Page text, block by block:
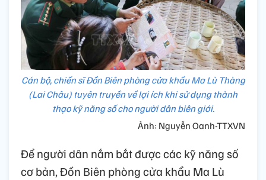
Cán bộ, chiến sĩ Đồn Biên phòng cửa khẩu Ma Lù Thàng
(Lai Châu) tuyên truyền về lợi ích khi sử dụng thành
thạo kỹ năng số cho người dân biên giới.
Ảnh: Nguyễn Oanh-TTXVN
Để người dân nắm bắt được các kỹ năng số
cơ bản, Đồn Biên phòng cửa khẩu Ma Lù